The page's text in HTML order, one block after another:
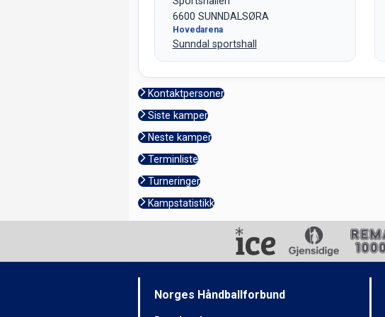
6600 SUNNDALSØRA
Hovedarena
Sunndal sportshall
Kontaktpersoner
Siste kamper
Neste kamper
Terminliste
Turneringer
Kampstatistikk
Norges Håndballforbund